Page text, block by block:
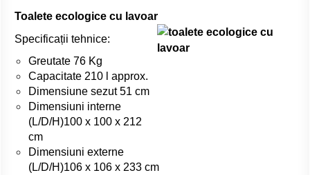
Toalete ecologice cu lavoar
Specificații tehnice:
Greutate 76 Kg
Capacitate 210 l approx.
Dimensiune sezut 51 cm
Dimensiuni interne
(L/D/H)100 x 100 x 212
cm
Dimensiuni externe
(L/D/H)106 x 106 x 233 cm